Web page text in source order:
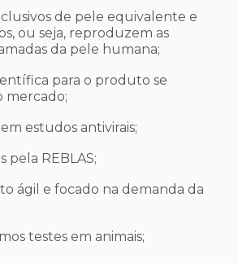
de pele equivalente e
ou seja, reproduzem as
da pele humana;
para o produto se
mercado;
estudos antivirais;
pela REBLAS;
ágil e focado na demanda da
testes em animais;